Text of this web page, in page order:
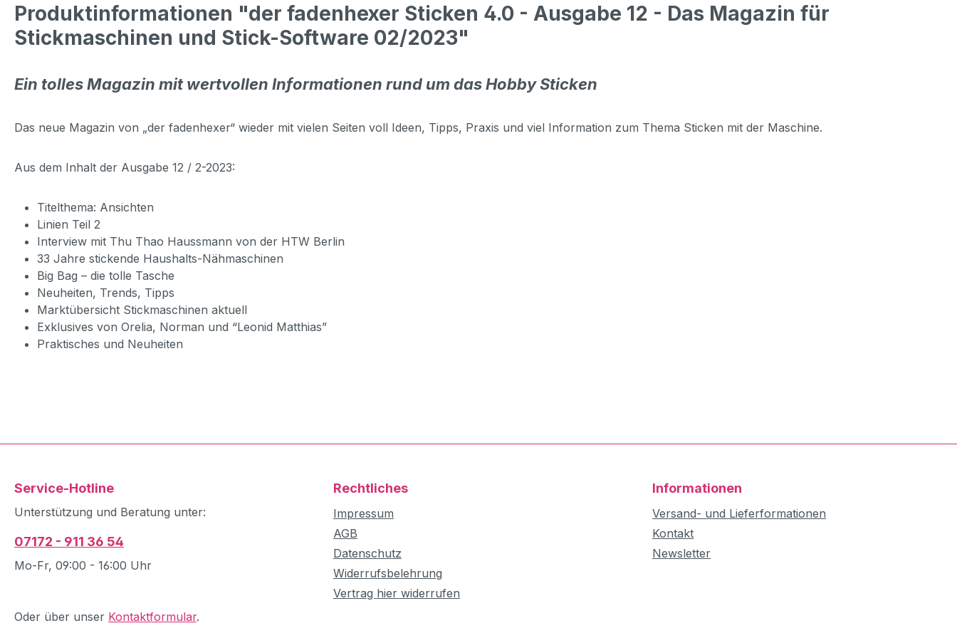
Produktinformationen "der fadenhexer Sticken 4.0 - Ausgabe 12 - Das Magazin für
Stickmaschinen und Stick-Software 02/2023"
Ein tolles Magazin mit wertvollen Informationen rund um das Hobby Sticken
Das neue Magazin von „der fadenhexer“ wieder mit vielen Seiten voll Ideen, Tipps, Praxis und viel Information zum Thema Sticken mit der Maschine.
Aus dem Inhalt der Ausgabe 12 / 2-2023:
Titelthema: Ansichten
Linien Teil 2
Interview mit Thu Thao Haussmann von der HTW Berlin
33 Jahre stickende Haushalts-Nähmaschinen
Big Bag – die tolle Tasche
Neuheiten, Trends, Tipps
Marktübersicht Stickmaschinen aktuell
Exklusives von Orelia, Norman und “Leonid Matthias”
Praktisches und Neuheiten
Service-Hotline
Unterstützung und Beratung unter:
07172 - 911 36 54
Mo-Fr, 09:00 - 16:00 Uhr
Oder über unser Kontaktformular.
Rechtliches
Impressum
AGB
Datenschutz
Widerrufsbelehrung
Vertrag hier widerrufen
Informationen
Versand- und Lieferformationen
Kontakt
Newsletter